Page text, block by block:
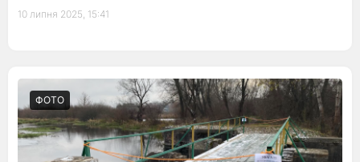
10 липня 2025, 15:41
ФОТО